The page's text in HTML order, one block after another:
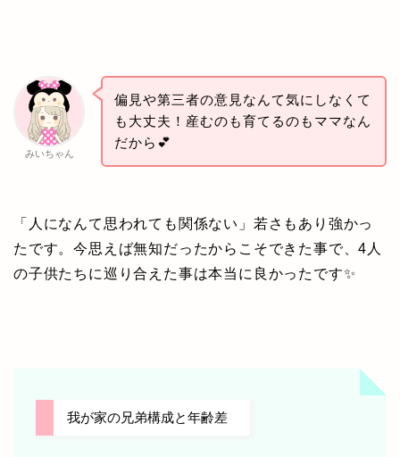
みいちゃん
偏見や第三者の意見なんて気にしなくて
も大丈夫！産むのも育てるのもママなん
だから💕
「人になんて思われても関係ない」若さもあり強かっ
たです。今思えば無知だったからこそできた事で、4人
の子供たちに巡り合えた事は本当に良かったです✨
我が家の兄弟構成と年齢差